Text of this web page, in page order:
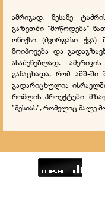
ამრიგად, მესამე
გაზეთში "მოწოდება"
ონიქსი (ძვირფასი
მოიპოვება და
ასაშენებლად.
განაცხადა, რომ აშშ-
გადარიცხულია
რომლის პროექტები
"მესიას", რომელიც მალე